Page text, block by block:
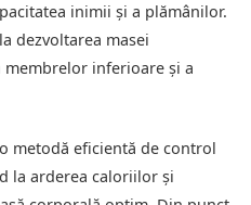
inimii și a plămânilor.
dezvoltarea masei
membrelor inferioare și a
metodă eficientă de control
la arderea caloriilor și